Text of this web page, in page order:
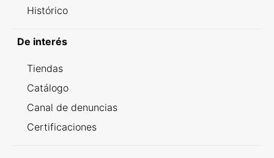
Histórico
De interés
Tiendas
Catálogo
Canal de denuncias
Certificaciones